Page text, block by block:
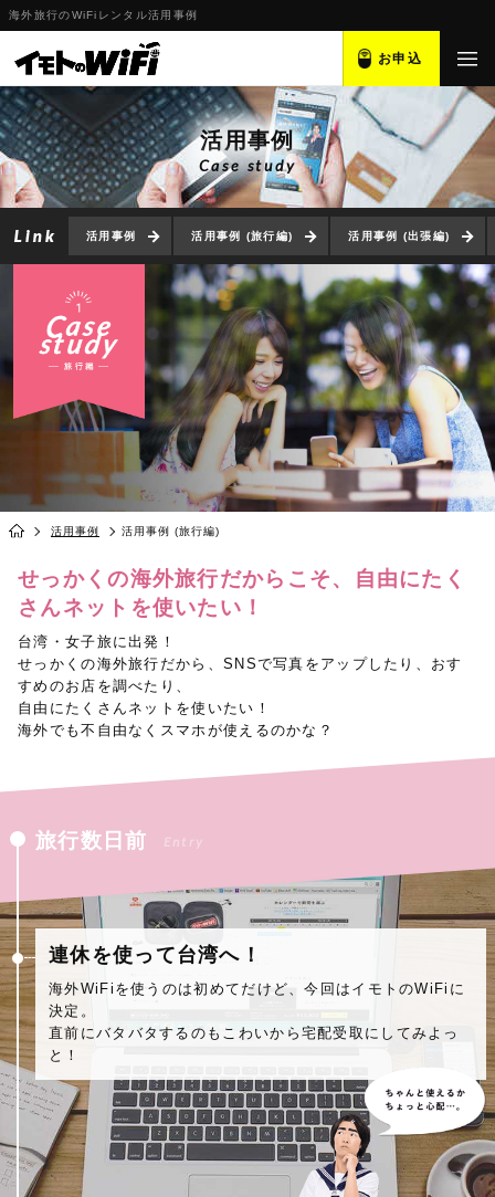
海外旅行のWiFiレンタル活用事例
お申込
活用事例
Case study
活用事例 活用事例 (旅行編) 活用事例 (出張編)
活用事例 活用事例 (旅行編)
せっかくの海外旅行だからこそ、自由にたく
さんネットを使いたい！
台湾・女子旅に出発！
せっかくの海外旅行だから、SNSで写真をアップしたり、おす
すめのお店を調べたり、
自由にたくさんネットを使いたい！
海外でも不自由なくスマホが使えるのかな？
旅行数日前 Entry
連休を使って台湾へ！
海外WiFiを使うのは初めてだけど、今回はイモトのWiFiに
決定。
直前にバタバタするのもこわいから宅配受取にしてみよっ
と！